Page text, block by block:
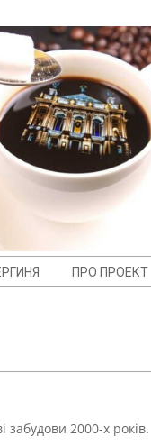
ПРО ПРОЕКТ
забудови 2000-х років.